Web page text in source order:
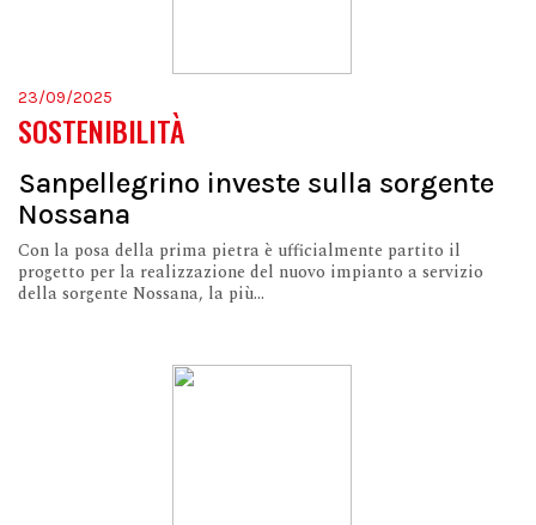
23/09/2025
SOSTENIBILITÀ
Sanpellegrino investe sulla sorgente
Nossana
Con la posa della prima pietra è ufficialmente partito il
progetto per la realizzazione del nuovo impianto a servizio
della sorgente Nossana, la più...